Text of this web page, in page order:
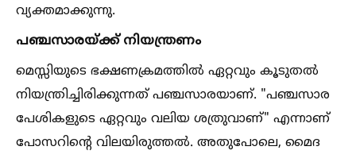
വ്യക്തമാക്കുന്നു.
പഞ്ചസാരയ്ക്ക് നിയന്ത്രണം
മെസ്സിയുടെ ഭക്ഷണക്രമത്തില്‍ ഏറ്റവും കൂടുതല്‍
നിയന്ത്രിച്ചിരിക്കുന്നത് പഞ്ചസാരയാണ്. "പഞ്ചസാര
പേശികളുടെ ഏറ്റവും വലിയ ശത്രുവാണ്" എന്നാണ്
പോസറിന്റെ വിലയിരുത്തല്‍. അതുപോലെ, മൈദ